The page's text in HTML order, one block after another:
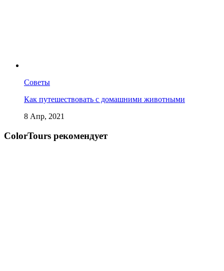
Советы
Как путешествовать с домашними животными
8 Апр, 2021
СolorTours рекомендует